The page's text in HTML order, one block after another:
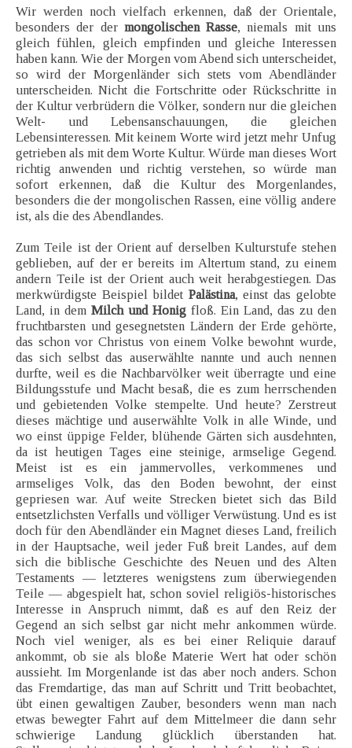
Wir werden noch vielfach erkennen, daß der Orientale,
besonders der der mongolischen Rasse, niemals mit uns
gleich fühlen, gleich empfinden und gleiche Interessen
haben kann. Wie der Morgen vom Abend sich unterscheidet,
so wird der Morgenländer sich stets vom Abendländer
unterscheiden. Nicht die Fortschritte oder Rückschritte in
der Kultur verbrüdern die Völker, sondern nur die gleichen
Welt- und Lebensanschauungen, die gleichen
Lebensinteressen. Mit keinem Worte wird jetzt mehr Unfug
getrieben als mit dem Worte Kultur. Würde man dieses Wort
richtig anwenden und richtig verstehen, so würde man
sofort erkennen, daß die Kultur des Morgenlandes,
besonders die der mongolischen Rassen, eine völlig andere
ist, als die des Abendlandes.
Zum Teile ist der Orient auf derselben Kulturstufe stehen
geblieben, auf der er bereits im Altertum stand, zu einem
andern Teile ist der Orient auch weit herabgestiegen. Das
merkwürdigste Beispiel bildet Palästina, einst das gelobte
Land, in dem Milch und Honig floß. Ein Land, das zu den
fruchtbarsten und gesegnetsten Ländern der Erde gehörte,
das schon vor Christus von einem Volke bewohnt wurde,
das sich selbst das auserwählte nannte und auch nennen
durfte, weil es die Nachbarvölker weit überragte und eine
Bildungsstufe und Macht besaß, die es zum herrschenden
und gebietenden Volke stempelte. Und heute? Zerstreut
dieses mächtige und auserwählte Volk in alle Winde, und
wo einst üppige Felder, blühende Gärten sich ausdehnten,
da ist heutigen Tages eine steinige, armselige Gegend.
Meist ist es ein jammervolles, verkommenes und
armseliges Volk, das den Boden bewohnt, der einst
gepriesen war. Auf weite Strecken bietet sich das Bild
entsetzlichsten Verfalls und völliger Verwüstung. Und es ist
doch für den Abendländer ein Magnet dieses Land, freilich
in der Hauptsache, weil jeder Fuß breit Landes, auf dem
sich die biblische Geschichte des Neuen und des Alten
Testaments — letzteres wenigstens zum überwiegenden
Teile — abgespielt hat, schon soviel religiös-historisches
Interesse in Anspruch nimmt, daß es auf den Reiz der
Gegend an sich selbst gar nicht mehr ankommen würde.
Noch viel weniger, als es bei einer Reliquie darauf
ankommt, ob sie als bloße Materie Wert hat oder schön
aussieht. Im Morgenlande ist das aber noch anders. Schon
das Fremdartige, das man auf Schritt und Tritt beobachtet,
übt einen gewaltigen Zauber, besonders wenn man nach
etwas bewegter Fahrt auf dem Mittelmeer die dann sehr
schwierige Landung glücklich überstanden hat.